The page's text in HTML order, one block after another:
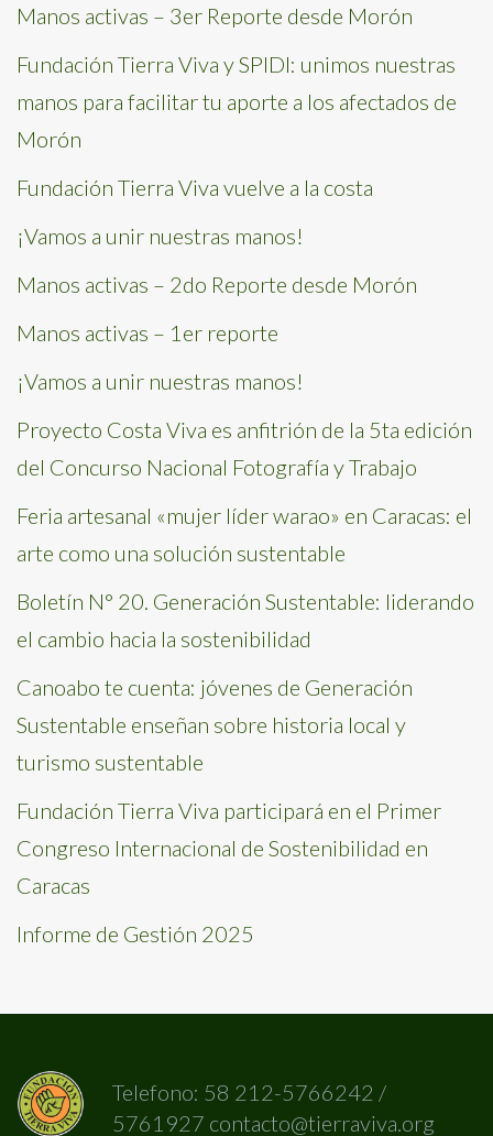
Manos activas – 3er Reporte desde Morón
Fundación Tierra Viva y SPIDI: unimos nuestras
manos para facilitar tu aporte a los afectados de
Morón
Fundación Tierra Viva vuelve a la costa
¡Vamos a unir nuestras manos!
Manos activas – 2do Reporte desde Morón
Manos activas – 1er reporte
¡Vamos a unir nuestras manos!
Proyecto Costa Viva es anfitrión de la 5ta edición
del Concurso Nacional Fotografía y Trabajo
Feria artesanal «mujer líder warao» en Caracas: el
arte como una solución sustentable
Boletín N° 20. Generación Sustentable: liderando
el cambio hacia la sostenibilidad
Canoabo te cuenta: jóvenes de Generación
Sustentable enseñan sobre historia local y
turismo sustentable
Fundación Tierra Viva participará en el Primer
Congreso Internacional de Sostenibilidad en
Caracas
Informe de Gestión 2025
Telefono: 58 212-5766242 /
5761927 contacto@tierraviva.org